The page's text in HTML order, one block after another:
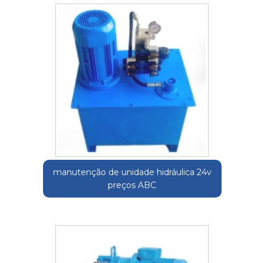
manutenção de unidade hidráulica 24v
preços ABC